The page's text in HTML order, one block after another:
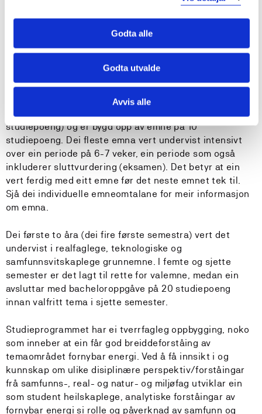
Godta alle
Godta utvalde
Avvis alle
Emneomtalane gjev nærare informasjon om
læringsutbyte.
Innhald
Bachelorprogrammet er treårig (til saman 180
studiepoeng) og er bygd opp av emne på 10
studiepoeng. Dei fleste emna vert undervist intensivt
over ein periode på 6-7 veker, ein periode som også
inkluderer sluttvurdering (eksamen). Det betyr at ein
vert ferdig med eitt emne før det neste emnet tek til.
Sjå dei individuelle emneomtalane for meir informasjon
om emna.
Dei første to åra (dei fire første semestra) vert det
undervist i realfaglege, teknologiske og
samfunnsvitskaplege grunnemne. I femte og sjette
semester er det lagt til rette for valemne, medan ein
avsluttar med bacheloroppgåve på 20 studiepoeng
innan valfritt tema i sjette semester.
Studieprogrammet har ei tverrfagleg oppbygging, noko
som inneber at ein får god breiddeforståing av
temaområdet fornybar energi. Ved å få innsikt i og
kunnskap om ulike disiplinære perspektiv/forståingar
frå samfunns-, real- og natur- og miljøfag utviklar ein
som student heilskaplege, analytiske forståingar av
fornybar energi si rolle og påverknad av samfunn og